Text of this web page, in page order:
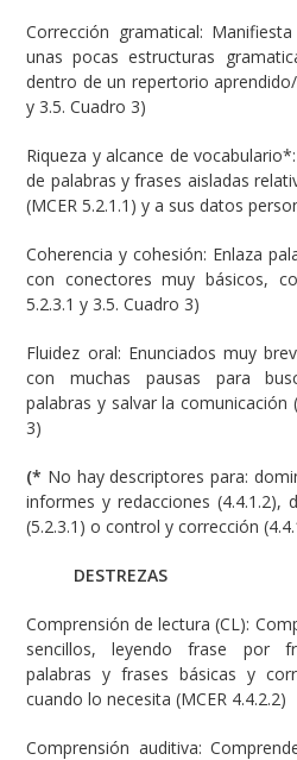
Corrección gramatical:
unas pocas estructuras
dentro de un repertorio
y 3.5. Cuadro 3)
Riqueza y alcance de
de palabras y frases aisladas
(MCER 5.2.1.1) y a sus datos
Coherencia y cohesión: Enlaza
con conectores muy básicos,
5.2.3.1 y 3.5. Cuadro 3)
Fluidez oral: Enunciados muy
con muchas pausas para
palabras y salvar la comunicación
3)
(* No hay descriptores para:
informes y redacciones (4.4.1.2),
(5.2.3.1) o control y corrección
DESTREZAS
Comprensión de lectura (CL):
sencillos, leyendo frase por
palabras y frases básicas y
cuando lo necesita (MCER 4.4.2.2)
Comprensión auditiva: